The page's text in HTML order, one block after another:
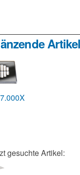
Artikel
gesuchte Artikel: